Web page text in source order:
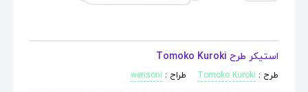
استیکر طرح Tomoko Kuroki
طرح : Tomoko Kuroki طراح : wensoni